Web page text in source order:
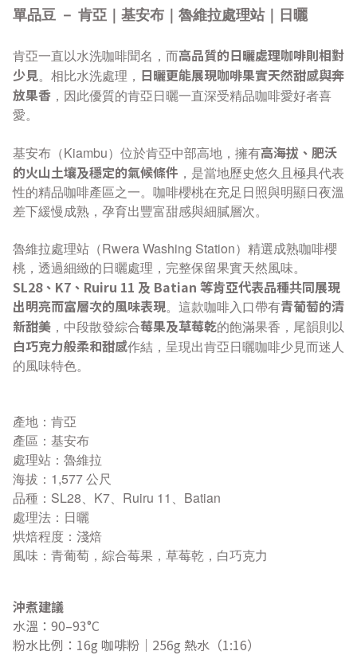
單品豆 － 肯亞｜基安布｜魯維拉處理站｜日曬
肯亞一直以水洗咖啡聞名，而高品質的日曬處理咖啡則相對
少見。相比水洗處理， 日曬更能展現咖啡果實天然甜感與奔
放果香 ，因此優質的肯亞日曬一直深受精品咖啡愛好者喜
愛。
基安布（Kiambu）位於肯亞中部高地，擁有高海拔、肥沃
的火山土壤及穩定的氣候條件 ，是當地歷史悠久且極具代表
性的精品咖啡產區之一。咖啡櫻桃在充足日照與明顯日夜溫
差下緩慢成熟，孕育出豐富甜感與細膩層次。
魯維拉處理站（Rwera Washing Station）精選成熟咖啡櫻
桃，透過細緻的日曬處理，完整保留果實天然風味。
SL28、K7、Ruiru 11 及 Batian 等肯亞代表品種共同展現
出明亮而富層次的風味表現。這款咖啡入口帶有青葡萄的清
新甜美 ，中段散發綜合莓果及草莓乾的飽滿果香，尾韻則以
白巧克力般柔和甜感作結，呈現出肯亞日曬咖啡少見而迷人
的風味特色。
產地：肯亞
產區：基安布
處理站：魯維拉
海拔：1,577 公尺
品種：SL28、K7、Ruiru 11、Batian
處理法：日曬
烘焙程度：淺焙
風味：青葡萄，綜合莓果，草莓乾，白巧克力
沖煮建議
水溫：90–93°C
粉水比例：16g 咖啡粉｜256g 熱水（1:16）